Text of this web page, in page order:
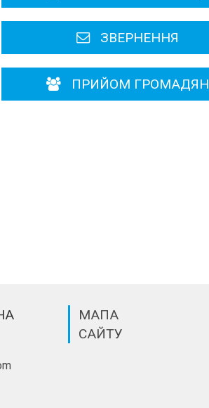
Районні, міські ради
ЗВЕРНЕННЯ
ПРИЙОМ ГРОМАДЯН
МАПА
САЙТУ